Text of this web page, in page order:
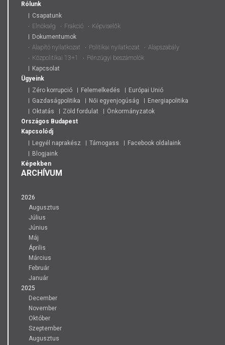
Rólunk
Csapatunk
Elnökség
Frakció
Képviselők
Dokumentumok
Alapító nyilatkozat
Politikai nyilatkozat
Alapszabály
Közpolitikai 13+1
Pénzügyi beszámolók
Kapcsolat
Ügyeink
Zéro korrupció
Felemelkedés
Európai Unió
Gazdaságpolitika
Női egyenjogúság
Energiapolitika
Oktatás
Zöld fordulat
Önkormányzatok
Országos Budapest
Kapcsolódj
Legyél naprakész
Támogass
Facebook oldalaink
Blogjaink
Képekben
ARCHÍVUM
2026
Augusztus
Július
Június
Máj
Április
Március
Február
Január
2025
December
November
Október
Szeptember
Augusztus